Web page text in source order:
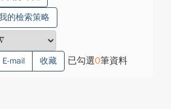
的檢索策略
E-mail 收藏 已勾選0筆資料